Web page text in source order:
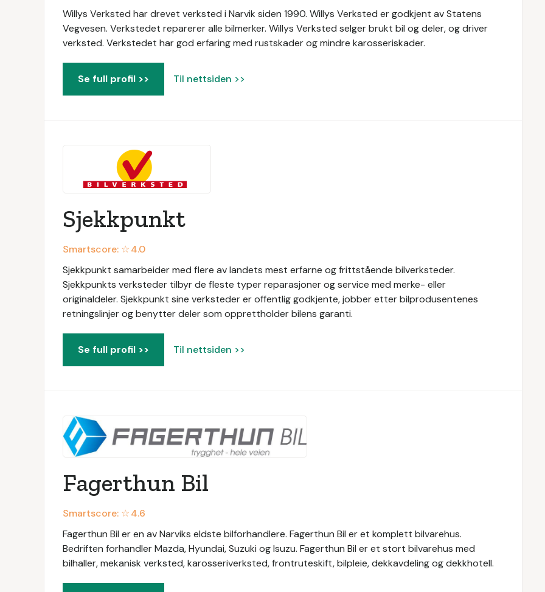
Willys Verksted har drevet verksted i Narvik siden 1990. Willys Verksted er godkjent av Statens
Vegvesen. Verkstedet reparerer alle bilmerker. Willys Verksted selger brukt bil og deler, og driver
verksted. Verkstedet har god erfaring med rustskader og mindre karosseriskader.
Se full profil >> Til nettsiden >>
Sjekkpunkt
Smartscore: ☆4.0
Sjekkpunkt samarbeider med flere av landets mest erfarne og frittstående bilverksteder.
Sjekkpunkts verksteder tilbyr de fleste typer reparasjoner og service med merke- eller
originaldeler. Sjekkpunkt sine verksteder er offentlig godkjente, jobber etter bilprodusentenes
retningslinjer og benytter deler som opprettholder bilens garanti.
Se full profil >> Til nettsiden >>
Fagerthun Bil
Smartscore: ☆4.6
Fagerthun Bil er en av Narviks eldste bilforhandlere. Fagerthun Bil er et komplett bilvarehus.
Bedriften forhandler Mazda, Hyundai, Suzuki og Isuzu. Fagerthun Bil er et stort bilvarehus med
bilhaller, mekanisk verksted, karosseriverksted, frontruteskift, bilpleie, dekkavdeling og dekkhotell.